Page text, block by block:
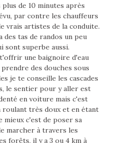
de 10 minutes après
par contre les chauffeurs
vrais artistes de la conduite.
des tas de randos un peu
sont superbe aussi.
une baignoire d'eau
des douches sous
je te conseille les cascades
le sentier pour y aller est
en voiture mais c'est
roulant très doux et en étant
mieux c'est de poser sa
marcher à travers les
forêts, il y a 3 ou 4 km à